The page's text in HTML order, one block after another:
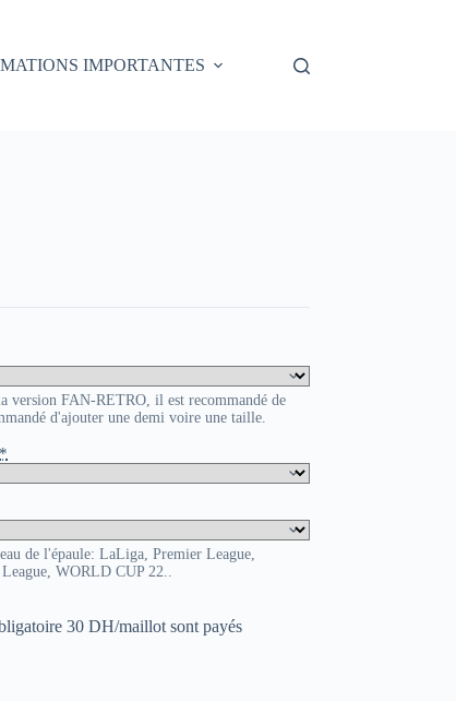
IMPORTANTES
version FAN-RETRO, il est recommandé de
d'ajouter une demi voire une taille.
*
de l'épaule: LaLiga, Premier League,
WORLD CUP 22..
30 DH/maillot sont payés